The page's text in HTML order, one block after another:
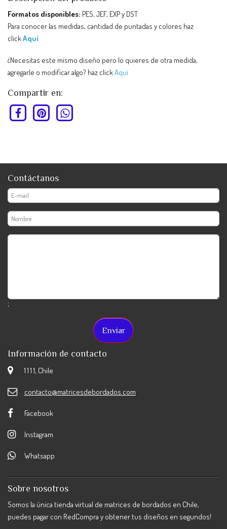
Formatos disponibles: PES, JEF, EXP y DST
Para conocer las medidas, cantidad de puntadas y colores haz
clickAquí
¿Necesitas este mismo diseño pero lo quieres de otra medida,
agregarle o modificar algo? haz clickAquí
Compartir en:
Contáctanos
;
Información de contacto
1 1 1 1, Chile
contacto@matricesdebordados.com
Facebook
Instagram
Whatsapp
Sobre nosotros
Somos la única tienda virtual de matrices de bordados en Chile,
puedes pagar con RedCompra y obtener tus diseños en segundos!